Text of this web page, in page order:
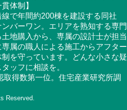
体制】
で年間約200棟を建設する同社
バーワン。エリアを熟知する専門
地購入から、専属の設計士が担当
属の職人による施工からアフター
を守っています。どんな小さな疑
ッフに相談を。
得数第一位。住宅産業研究所調
Reserved.